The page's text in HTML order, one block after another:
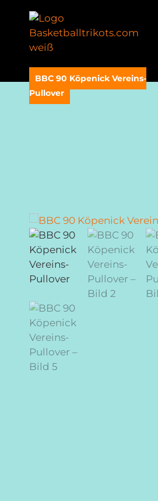
BBC 90 Köpenick Vereins-
Pullover